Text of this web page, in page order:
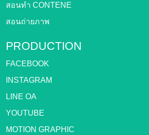
สอนทำ CONTENE
สอนถ่ายภาพ
PRODUCTION
FACEBOOK
INSTAGRAM
LINE OA
YOUTUBE
MOTION GRAPHIC